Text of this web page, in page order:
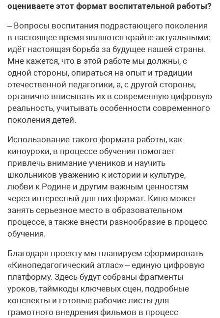
оцениваете этот формат воспитательной работы?
– Вопросы воспитания подрастающего поколения
в настоящее время являются крайне актуальными:
идёт настоящая борьба за будущее нашей страны.
Мне кажется, что в этой работе мы должны, с
одной стороны, опираться на опыт и традиции
отечественной педагогики, а, с другой стороны,
органично вписывать их в современную цифровую
реальность, учитывать особенности современного
поколения детей.
Использование такого формата работы, как
киноуроки, в процессе обучения помогает
привлечь внимание учеников и научить
школьников уважению к истории и культуре,
любви к Родине и другим важным ценностям
через интересный для них формат. Кино может
занять серьезное место в образовательном
процессе, а также внести разнообразие в процесс
обучения.
Благодаря проекту мы планируем сформировать
«Кинопедагогический атлас» – единую цифровую
платформу. Здесь будут собраны фрагменты
уроков, таймкоды ключевых сцен, подробные
конспекты и готовые рабочие листы для
грамотного внедрения фильмов в процесс